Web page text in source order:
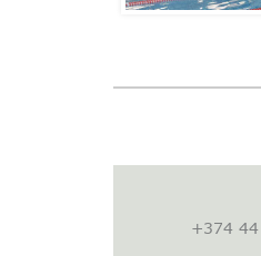
+374